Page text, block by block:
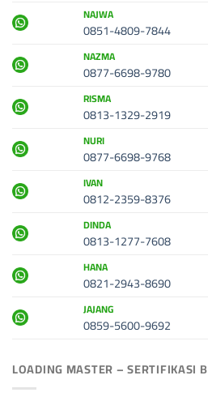
NAJWA
0851-4809-7844
NAZMA
0877-6698-9780
RISMA
0813-1329-2919
NURI
0877-6698-9768
IVAN
0812-2359-8376
DINDA
0813-1277-7608
HANA
0821-2943-8690
JAJANG
0859-5600-9692
LOADING MASTER – SERTIFIKASI